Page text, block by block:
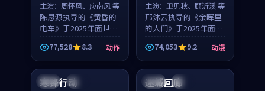
主演： 周怀风、应南风 等
陈思源执导的《黄昏的
电车》于2025年面世，
日本的城市气质与渔村
故事的人物心境共同构
筑了影片基调。周怀
风、应南风用细腻的表
演撑起整部动作电影，
77,528 8.3 动作
主演： 卫见秋、顾沂溪 等
邢沐云执导的《余晖里
的人们》于2025年面
世，泰国的城市气质与
小镇生活的人物心境共
同构筑了影片基调。卫
见秋、顾沂溪用细腻的
表演撑起整部动漫电
74,053 9.2 动漫
英国 院线
寒锋行动 泰国 独播
迷城回廊